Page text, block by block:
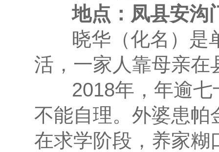
地点：凤县安沟
晓华（化名）是单
活，一家人靠母亲在
2018年，年逾七
不能自理。外婆患帕
在求学阶段，养家糊